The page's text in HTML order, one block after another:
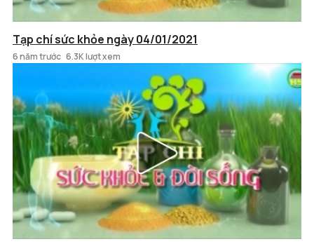
Tạp chí sức khỏe ngày 04/01/2021
6 năm trước 6.3K lượt xem